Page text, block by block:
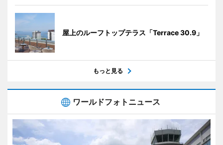
屋上のルーフトップテラス「Terrace 30.9」
もっと見る
ワールドフォトニュース